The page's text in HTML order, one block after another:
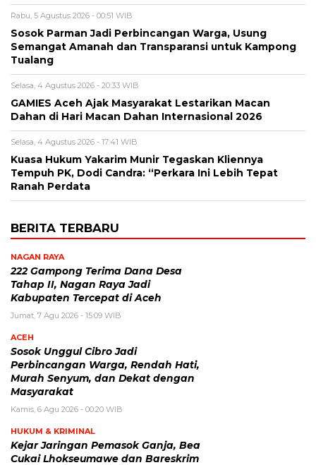
Rabu, 5 Agustus 2026 - 00:51 WIB
Sosok Parman Jadi Perbincangan Warga, Usung
Semangat Amanah dan Transparansi untuk Kampong
Tualang
Selasa, 4 Agustus 2026 - 20:33 WIB
GAMIES Aceh Ajak Masyarakat Lestarikan Macan
Dahan di Hari Macan Dahan Internasional 2026
Selasa, 4 Agustus 2026 - 17:41 WIB
Kuasa Hukum Yakarim Munir Tegaskan Kliennya
Tempuh PK, Dodi Candra: “Perkara Ini Lebih Tepat
Ranah Perdata
BERITA TERBARU
NAGAN RAYA
222 Gampong Terima Dana Desa
Tahap II, Nagan Raya Jadi
Kabupaten Tercepat di Aceh
Jumat, 7 Agu 2026 - 15:09 WIB
ACEH
Sosok Unggul Cibro Jadi
Perbincangan Warga, Rendah Hati,
Murah Senyum, dan Dekat dengan
Masyarakat
Kamis, 6 Agu 2026 - 00:20 WIB
HUKUM & KRIMINAL
Kejar Jaringan Pemasok Ganja, Bea
Cukai Lhokseumawe dan Bareskrim